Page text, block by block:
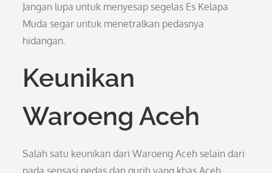
Jangan lupa untuk menyesap segelas Es Kelapa
Muda segar untuk menetralkan pedasnya
hidangan.
Keunikan
Waroeng Aceh
Salah satu keunikan dari Waroeng Aceh selain dari
pada sensasi pedas dan gurih yang khas Aceh